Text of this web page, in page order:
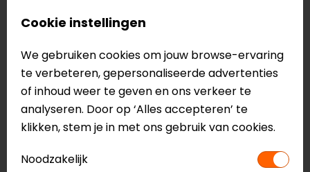
voor extra comfort
Meer informatie nodig?
Heb je meer informatie nodig over dit product?
Neem dan
contact
met ons op of kom langs in één
onze winkels
in Breda, Capelle aan den IJssel,
Eindhoven, Vianen of Apeldoorn. In de winkels kun je
Cookie instellingen
We gebruiken cookies om jouw browse-ervaring
te verbeteren, gepersonaliseerde advertenties
of inhoud weer te geven en ons verkeer te
analyseren. Door op ‘Alles accepteren’ te
klikken, stem je in met ons gebruik van cookies.
Noodzakelijk